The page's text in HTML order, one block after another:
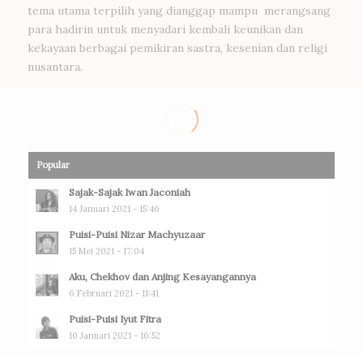
tema utama terpilih yang dianggap mampu merangsang
para hadirin untuk menyadari kembali keunikan dan
kekayaan berbagai pemikiran sastra, kesenian dan religi
nusantara.
Popular
Sajak-Sajak Iwan Jaconiah
14 Januari 2021 - 15:46
Puisi-Puisi Nizar Machyuzaar
15 Mei 2021 - 17:04
Aku, Chekhov dan Anjing Kesayangannya
6 Februari 2021 - 11:41
Puisi-Puisi Iyut Fitra
10 Januari 2021 - 16:52